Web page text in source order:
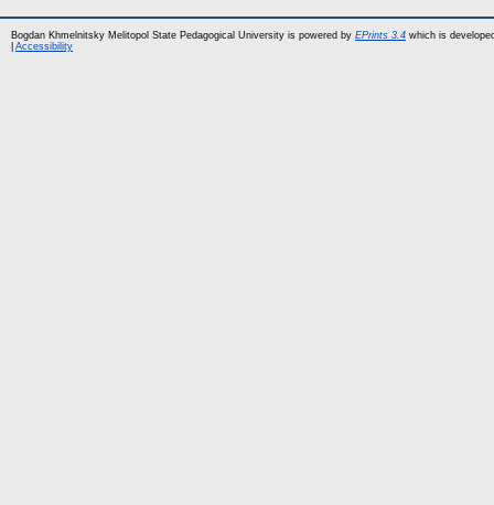
Bogdan Khmelnitsky Melitopol State Pedagogical University is powered by EPrints 3.4 which is
Accessibility